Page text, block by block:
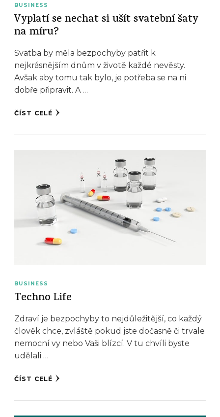
BUSINESS
Vyplatí se nechat si ušít svatební šaty
na míru?
Svatba by měla bezpochyby patřit k
nejkrásnějším dnům v životě každé nevěsty.
Avšak aby tomu tak bylo, je potřeba se na ni
dobře připravit. A …
ČÍST CELÉ
BUSINESS
Techno Life
Zdraví je bezpochyby to nejdůležitější, co každý
člověk chce, zvláště pokud jste dočasně či trvale
nemocní vy nebo Vaši blízcí. V tu chvíli byste
udělali …
ČÍST CELÉ